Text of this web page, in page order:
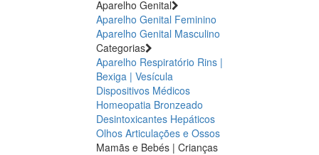
Aparelho Genital
Aparelho Genital Feminino
Aparelho Genital Masculino
Categorias
Aparelho Respiratório Rins |
Bexiga | Vesícula
Dispositivos Médicos
Homeopatia Bronzeado
Desintoxicantes Hepáticos
Olhos Articulações e Ossos
Mamãs e Bebés | Crianças